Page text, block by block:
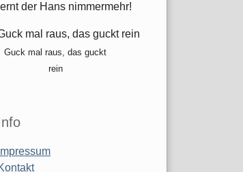
lernt der Hans nimmermehr!
mal raus, das guckt rein
Guck mal raus, das guckt
rein
Impressum